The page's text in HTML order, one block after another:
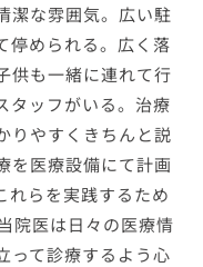
潔な雰囲気。広い駐
停められる。広く落
供も一緒に連れて行
タッフがいる。治療
りやすくきちんと説
を医療設備にて計画
れらを実践するため
院医は日々の医療情
って診療するよう心